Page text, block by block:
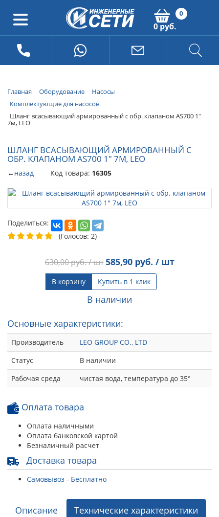
0
0 руб.
Главная Оборудование
Насосы
Комплектующие для насосов
Шланг всасывающий армированный с обр. клапаном AS700 1"
7м, LEO
ШЛАНГ ВСАСЫВАЮЩИЙ АРМИРОВАННЫЙ С
ОБР. КЛАПАНОМ AS700 1" 7М, LEO
←назад Код товара: 16305
Поделиться:
(Голосов: 2)
630,00руб. / шт 585,90руб. / шт
В корзину Купить в 1 клик
В наличии
Основные характеристики:
Производитель
LEO GROUP CO., LTD
Статус
В наличии
Рабочая среда
чистая вода, температура до 35°
Оплата товара
Оплата наличными
Оплата банковской картой
Безналичный расчет
Доставка товара
Самовывоз - Бесплатно
Описание
Технические характеристики